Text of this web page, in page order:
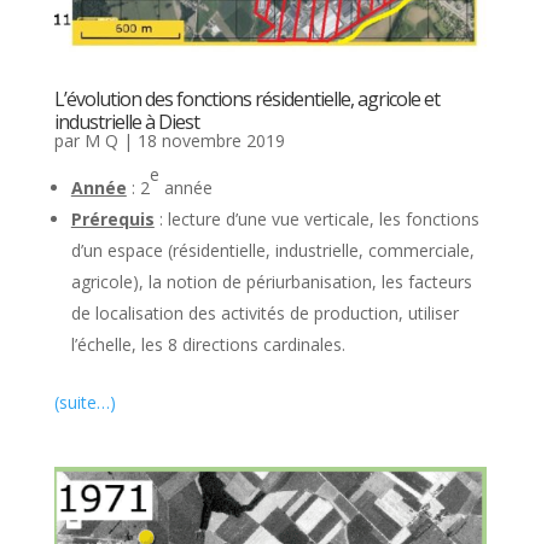
L’évolution des fonctions résidentielle, agricole et
industrielle à Diest
par M Q | 18 novembre 2019
Année : 2
e
année
Prérequis : lecture d’une vue verticale, les fonctions
d’un espace (résidentielle, industrielle, commerciale,
agricole), la notion de périurbanisation, les facteurs
de localisation des activités de production, utiliser
l’échelle, les 8 directions cardinales.
(suite…)